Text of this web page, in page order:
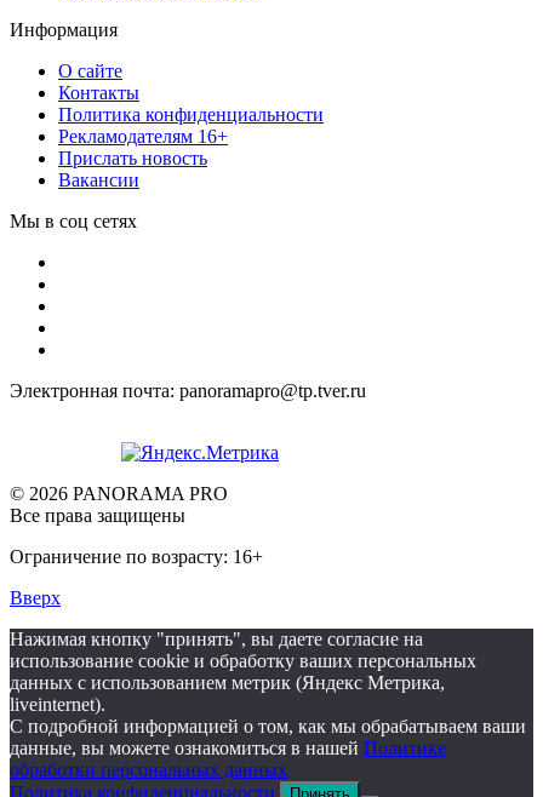
Информация
О сайте
Контакты
Политика конфиденциальности
Рекламодателям 16+
Прислать новость
Вакансии
Мы в соц сетях
Электронная почта: panoramapro@tp.tver.ru
© 2026 PANORAMA PRO
Все права защищены
Ограничение по возрасту: 16+
Вверх
Нажимая кнопку "принять", вы даете согласие на
использование cookie и обработку ваших персональных
данных с использованием метрик (Яндекс Метрика,
liveinternet).
С подробной информацией о том, как мы обрабатываем ваши
данные, вы можете ознакомиться в нашей Политике
обработки персональных данных
Политика конфиденциальности